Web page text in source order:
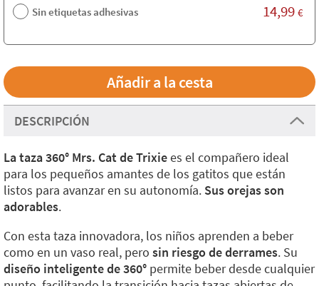
Sin etiquetas adhesivas 14,99 €
DESCRIPCIÓN
La taza 360° Mrs. Cat de Trixiees el compañero ideal
para los pequeños amantes de los gatitos que están
listos para avanzar en su autonomía. Sus orejas son
adorables.
Con esta taza innovadora, los niños aprenden a beber
como en un vaso real, pero sin riesgo de derrames. Su
diseño inteligente de 360° permite beber desde cualquier